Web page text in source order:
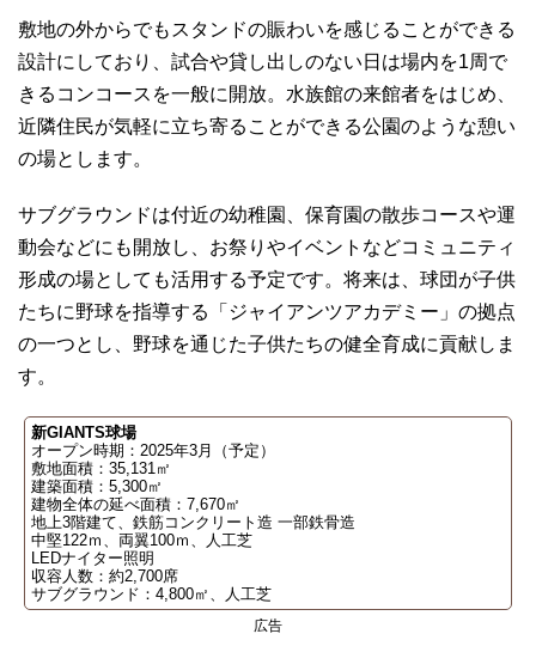
敷地の外からでもスタンドの賑わいを感じることができる
設計にしており、試合や貸し出しのない日は場内を1周で
きるコンコースを一般に開放。水族館の来館者をはじめ、
近隣住民が気軽に立ち寄ることができる公園のような憩い
の場とします。
サブグラウンドは付近の幼稚園、保育園の散歩コースや運
動会などにも開放し、お祭りやイベントなどコミュニティ
形成の場としても活用する予定です。将来は、球団が子供
たちに野球を指導する「ジャイアンツアカデミー」の拠点
の一つとし、野球を通じた子供たちの健全育成に貢献しま
す。
新GIANTS球場
オープン時期：2025年3月（予定）
敷地面積：35,131㎡
建築面積：5,300㎡
建物全体の延べ面積：7,670㎡
地上3階建て、鉄筋コンクリート造 一部鉄骨造
中堅122ｍ、両翼100ｍ、人工芝
LEDナイター照明
収容人数：約2,700席
サブグラウンド：4,800㎡、人工芝
広告